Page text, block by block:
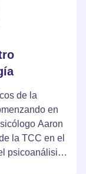
de la
en
Aaron
la TCC en el
psicoanálisis